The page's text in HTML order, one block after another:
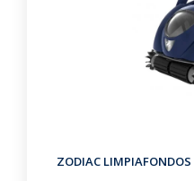
ZODIAC LIMPIAFONDOS